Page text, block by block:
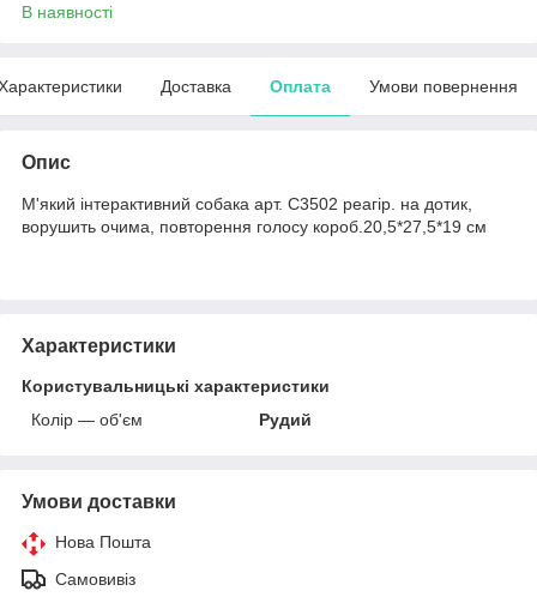
В наявності
Доставка Оплата Умови повернення
Опис
М'який інтерактивний собака арт. C3502 реагір. на дотик,
ворушить очима, повторення голосу короб.20,5*27,5*19 см
Характеристики
Користувальницькі характеристики
Колір — об'єм
Рудий
Умови доставки
Нова Пошта
Самовивіз